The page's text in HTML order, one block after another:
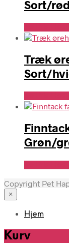
Sort/rød
Træk
Sort/
Grøn/
Copyright Pet
×
Hjem
Kurv